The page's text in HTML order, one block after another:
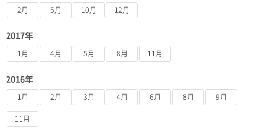
2月 5月 10月 12月
2017年
1月 4月 5月 8月 11月
2016年
1月 2月 3月 4月 6月 8月 9月
11月